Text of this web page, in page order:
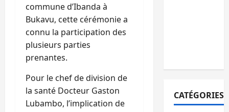
commune d’Ibanda à
Bukavu, cette cérémonie a
connu la participation des
plusieurs parties
prenantes.
Pour le chef de division de
la santé Docteur Gaston
Lubambo, l’implication de
CATÉGORIES